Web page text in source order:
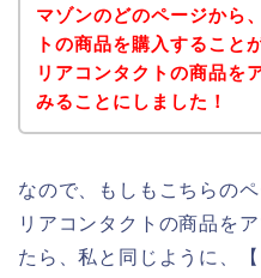
マゾンのどのページから
トの商品を購入すること
リアコンタクトの商品を
みることにしました！
なので、もしもこちらの
リアコンタクトの商品を
たら、私と同じように、